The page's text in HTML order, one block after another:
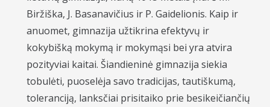
Biržiška, J. Basanavičius ir P. Gaidelionis. Kaip ir
anuomet, gimnazija užtikrina efektyvų ir
kokybišką mokymą ir mokymąsi bei yra atvira
pozityviai kaitai. Šiandieninė gimnazija siekia
tobulėti, puoselėja savo tradicijas, tautiškumą,
toleranciją, lanksčiai prisitaiko prie besikeičiančių